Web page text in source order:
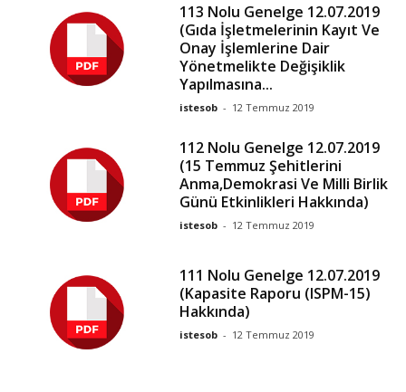
113 Nolu Genelge 12.07.2019
(Gıda İşletmelerinin Kayıt Ve
Onay İşlemlerine Dair
Yönetmelikte Değişiklik
Yapılmasına...
istesob - 12 Temmuz 2019
112 Nolu Genelge 12.07.2019
(15 Temmuz Şehitlerini
Anma,Demokrasi Ve Milli Birlik
Günü Etkinlikleri Hakkında)
istesob - 12 Temmuz 2019
111 Nolu Genelge 12.07.2019
(Kapasite Raporu (ISPM-15)
Hakkında)
istesob - 12 Temmuz 2019